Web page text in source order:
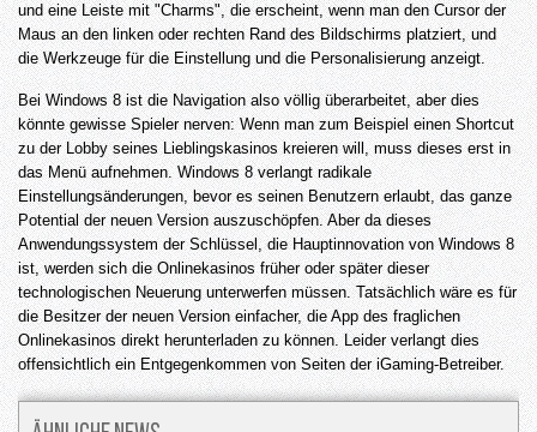
und eine Leiste mit "Charms", die erscheint, wenn man den Cursor der
Maus an den linken oder rechten Rand des Bildschirms platziert, und
die Werkzeuge für die Einstellung und die Personalisierung anzeigt.
Bei Windows 8 ist die Navigation also völlig überarbeitet, aber dies
könnte gewisse Spieler nerven: Wenn man zum Beispiel einen Shortcut
zu der Lobby seines Lieblingskasinos kreieren will, muss dieses erst in
das Menü aufnehmen. Windows 8 verlangt radikale
Einstellungsänderungen, bevor es seinen Benutzern erlaubt, das ganze
Potential der neuen Version auszuschöpfen. Aber da dieses
Anwendungssystem der Schlüssel, die Hauptinnovation von Windows 8
ist, werden sich die Onlinekasinos früher oder später dieser
technologischen Neuerung unterwerfen müssen. Tatsächlich wäre es für
die Besitzer der neuen Version einfacher, die App des fraglichen
Onlinekasinos direkt herunterladen zu können. Leider verlangt dies
offensichtlich ein Entgegenkommen von Seiten der iGaming-Betreiber.